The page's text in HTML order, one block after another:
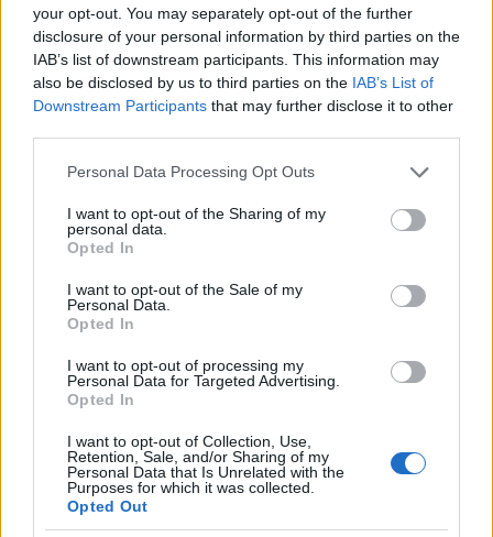
your opt-out. You may separately opt-out of the further
disclosure of your personal information by third parties on the
IAB’s list of downstream participants. This information may
also be disclosed by us to third parties on the IAB’s List of
Downstream Participants that may further disclose it to other
Please note that this website/app uses one or more Google
not limited to your visit or usage behaviour. You may click to
grant or deny consent to Google and its third-party tags to
use your data for below specified purposes in below Google
consent section.
Personal Data Processing Opt Outs
I want to opt-out of the Sharing of my
personal data.
Opted In
I want to opt-out of the Sale of my
Personal Data.
Opted In
I want to opt-out of processing my
Personal Data for Targeted Advertising.
Opted In
I want to opt-out of Collection, Use,
Retention, Sale, and/or Sharing of my
Personal Data that Is Unrelated with the
Purposes for which it was collected.
Opted Out
Igazi tavasz időt ígérnek a hétvégére - Szeszélyes
lesz
A hétvégén is folytatódik a változékony, gyakran csapadékos
idő. A szél élénk, olykor erős lesz, a hőmérséklet csúcsértéke
pedig szombaton 9 és 16, vasárnap 12 és 17 Celsius-fok között
várható - derül ki a HungaroMet Nonprofit Zrt. előrejelzéséből,.